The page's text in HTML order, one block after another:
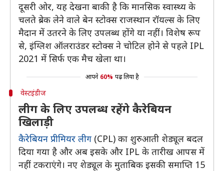
दूसरी ओर, यह देखना बाकी है कि मानसिक स्वास्थ्य के
चलते ब्रेक लेने वाले बेन स्टोक्स राजस्थान रॉयल्स के लिए
मैदान में उतरने के लिए उपलब्ध होंगे या नहीं। विशेष रूप
से, इंग्लिश ऑलराउंडर स्टोक्स ने चोटिल होने से पहले IPL
2021 में सिर्फ एक मैच खेला था।
आपने 60% पढ़ लिया है
वेस्टइंडीज
लीग के लिए उपलब्ध रहेंगे कैरेबियन
खिलाड़ी
कैरेबियन प्रीमियर लीग (CPL) का शुरुआती शेड्यूल बदल
दिया गया है और अब इसके और IPL के तारीख आपस में
नहीं टकराएंगे। नए शेड्यूल के मुताबिक इसकी समाप्ति 15